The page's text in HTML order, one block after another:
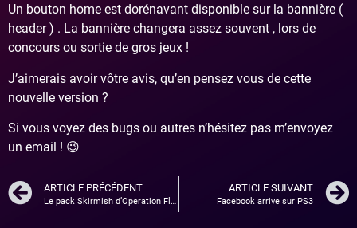
Un bouton home est dorénavant disponible sur la bannière (
header ) . La bannière changera assez souvent , lors de
concours ou sortie de gros jeux !
J’aimerais avoir vôtre avis, qu’en pensez vous de cette
nouvelle version ?
Si vous voyez des bugs ou autres n’hésitez pas m’envoyez
un email ! 😉
ARTICLE PRÉCÉDENT
Le pack Skirmish d’Operation Flashpoint 2
ARTICLE SUIVANT
Facebook arrive sur PS3